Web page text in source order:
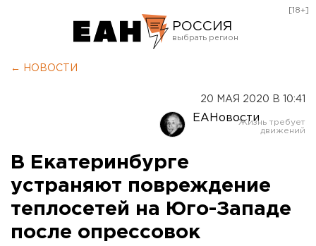
РОССИЯ
Оренбург
[18+]
← НОВОСТИ
20 МАЯ 2020 В 10:41
ЕАНовости
В Екатеринбурге
устраняют повреждение
теплосетей на Юго-Западе
после опрессовок